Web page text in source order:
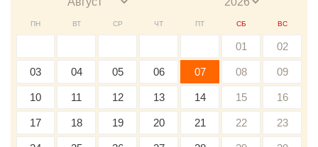
ПН ВТ СР ЧТ ПТ СБ ВС
01 02
03 04 05 06 07 08 09
10 11 12 13 14 15 16
17 18 19 20 21 22 23